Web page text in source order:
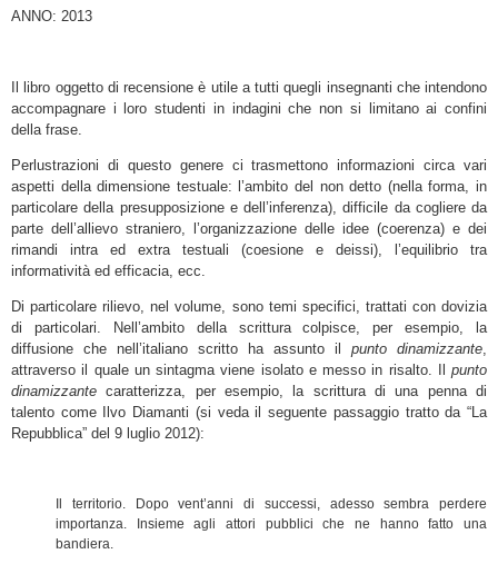
ANNO: 2013
Il libro oggetto di recensione è utile a tutti quegli insegnanti che intendono
accompagnare i loro studenti in indagini che non si limitano ai confini
della frase.
Perlustrazioni di questo genere ci trasmettono informazioni circa vari
aspetti della dimensione testuale: l’ambito del non detto (nella forma, in
particolare della presupposizione e dell’inferenza), difficile da cogliere da
parte dell’allievo straniero, l’organizzazione delle idee (coerenza) e dei
rimandi intra ed extra testuali (coesione e deissi), l’equilibrio tra
informatività ed efficacia, ecc.
Di particolare rilievo, nel volume, sono temi specifici, trattati con dovizia
di particolari. Nell’ambito della scrittura colpisce, per esempio, la
diffusione che nell’italiano scritto ha assunto il punto dinamizzante,
attraverso il quale un sintagma viene isolato e messo in risalto. Il punto
dinamizzante caratterizza, per esempio, la scrittura di una penna di
talento come Ilvo Diamanti (si veda il seguente passaggio tratto da “La
Repubblica” del 9 luglio 2012):
Il territorio. Dopo vent’anni di successi, adesso sembra perdere
importanza. Insieme agli attori pubblici che ne hanno fatto una
bandiera.